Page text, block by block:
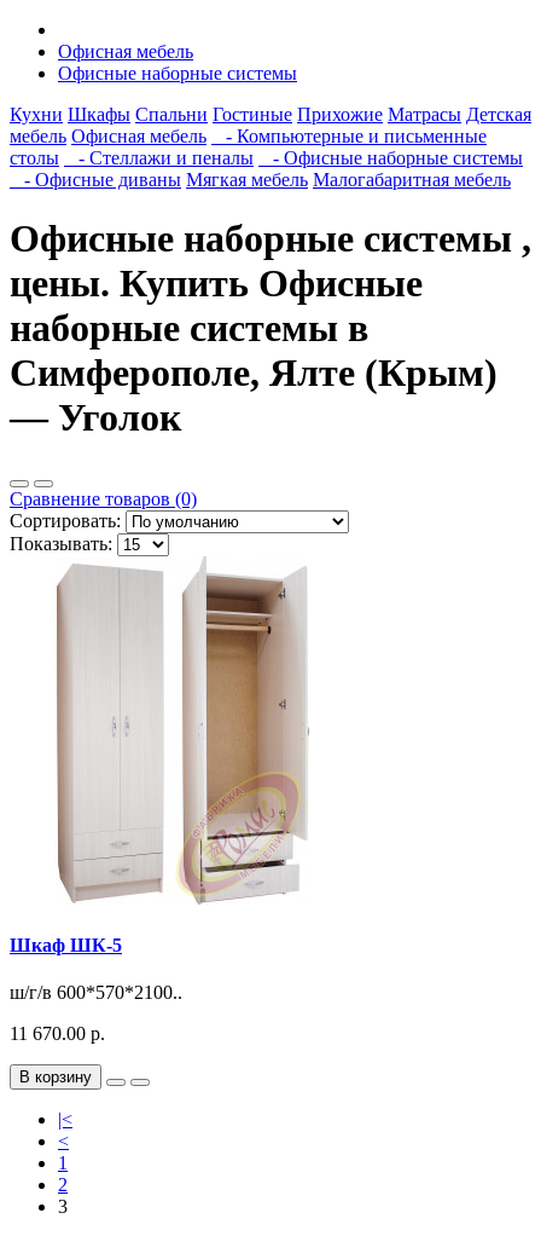
Офисная мебель
Офисные наборные системы
Кухни Шкафы Спальни Гостиные Прихожие Матрасы Детская
мебель Офисная мебель
- Компьютерные и письменные
столы
- Стеллажи и пеналы
- Офисные наборные системы
- Офисные диваны Мягкая мебель Малогабаритная мебель
Офисные наборные системы ,
цены. Купить Офисные
наборные системы в
Симферополе, Ялте (Крым)
— Уголок
Сравнение товаров (0)
Сортировать:
Показывать:
Шкаф ШК-5
ш/г/в 600*570*2100..
11 670.00 р.
В корзину
|<
<
1
2
3